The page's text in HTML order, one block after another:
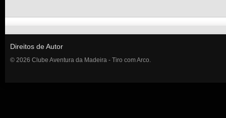
Direitos de Autor
© 2026 Clube Aventura da Madeira - Tiro com Arco.